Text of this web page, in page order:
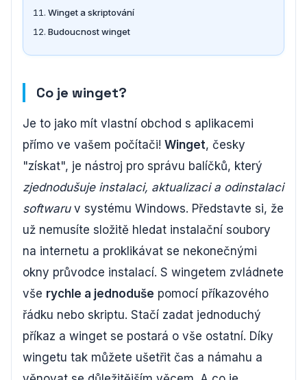
Winget a skriptování
Budoucnost winget
Co je winget?
Je to jako mít vlastní obchod s aplikacemi
přímo ve vašem počítači! Winget, česky
"získat", je nástroj pro správu balíčků, který
zjednodušuje instalaci, aktualizaci a odinstalaci
softwaruv systému Windows. Představte si, že
už nemusíte složitě hledat instalační soubory
na internetu a proklikávat se nekonečnými
okny průvodce instalací. S wingetem zvládnete
vše rychle a jednoduše pomocí příkazového
řádku nebo skriptu. Stačí zadat jednoduchý
příkaz a winget se postará o vše ostatní. Díky
wingetu tak můžete ušetřit čas a námahu a